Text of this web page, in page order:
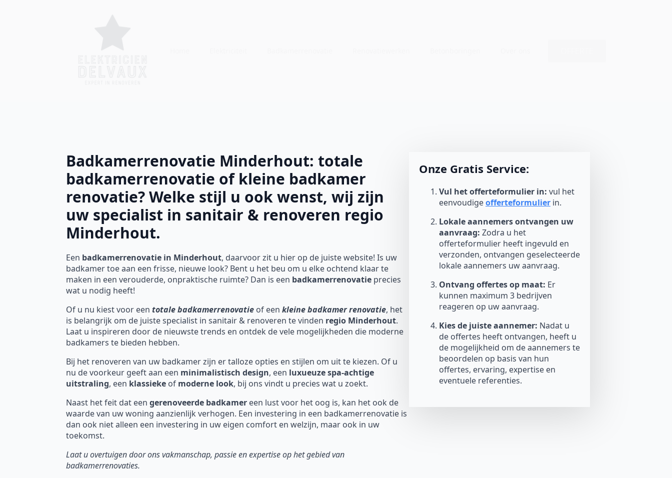
Badkamerrenovatie Minderhout: totale
badkamerrenovatie of kleine badkamer
renovatie? Welke stijl u ook wenst, wij zijn
uw specialist in sanitair & renoveren regio
Minderhout.
Een badkamerrenovatie in Minderhout, daarvoor zit u hier op de juiste website! Is uw
badkamer toe aan een frisse, nieuwe look? Bent u het beu om u elke ochtend klaar te
maken in een verouderde, onpraktische ruimte? Dan is een badkamerrenovatie precies
wat u nodig heeft!
Of u nu kiest voor een totale badkamerrenovatie of een kleine badkamer renovatie, het
is belangrijk om de juiste specialist in sanitair & renoveren te vinden regio Minderhout.
Laat u inspireren door de nieuwste trends en ontdek de vele mogelijkheden die moderne
badkamers te bieden hebben.
Bij het renoveren van uw badkamer zijn er talloze opties en stijlen om uit te kiezen. Of u
nu de voorkeur geeft aan een minimalistisch design, een luxueuze spa-achtige
uitstraling, een klassieke of moderne look, bij ons vindt u precies wat u zoekt.
Naast het feit dat een gerenoveerde badkamer een lust voor het oog is, kan het ook de
waarde van uw woning aanzienlijk verhogen. Een investering in een badkamerrenovatie is
dan ook niet alleen een investering in uw eigen comfort en welzijn, maar ook in uw
toekomst.
Laat u overtuigen door ons vakmanschap, passie en expertise op het gebied van
badkamerrenovaties.
Onze Gratis Service:
Vul het offerteformulier in: vul het
eenvoudigeofferteformulier in.
Lokale aannemers ontvangen uw
aanvraag: Zodra u het
offerteformulier heeft ingevuld en
verzonden, ontvangen geselecteerde
lokale aannemers uw aanvraag.
Ontvang offertes op maat: Er
kunnen maximum 3 bedrijven
reageren op uw aanvraag.
Kies de juiste aannemer: Nadat u
de offertes heeft ontvangen, heeft u
de mogelijkheid om de aannemers te
beoordelen op basis van hun
offertes, ervaring, expertise en
eventuele referenties.